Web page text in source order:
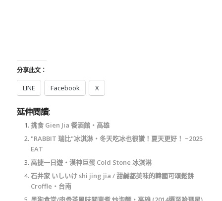
分享此文：
LINE Facebook X
延伸閱讀:
挑食 Gien Jia 餐酒館‧高雄
"RABBIT 瑞比"冰淇淋‧冬天吃冰也很讚！夏天更好！ ~2025
EAT
高捷一日遊‧漢神巨蛋 Cold Stone 冰淇淋
石井家 いしいけ shi jing jia / 甜鹹都美味的韓國可頌鬆餅
Croffle‧台南